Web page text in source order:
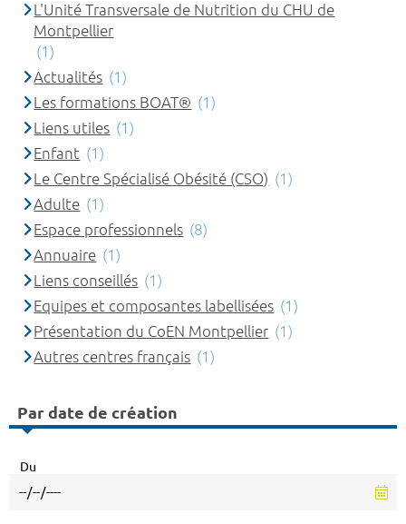
L'Unité Transversale de Nutrition du CHU de
Montpellier
(1)
Actualités (1)
Les formations BOAT® (1)
Liens utiles (1)
Enfant (1)
Le Centre Spécialisé Obésité (CSO) (1)
Adulte (1)
Espace professionnels (8)
Annuaire (1)
Liens conseillés (1)
Equipes et composantes labellisées (1)
Présentation du CoEN Montpellier (1)
Autres centres français (1)
Par date de création
Du